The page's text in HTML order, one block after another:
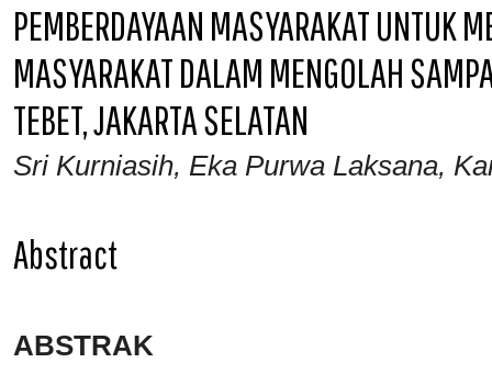
PEMBERDAYAAN MASYARAKAT UNTUK
MASYARAKAT DALAM MENGOLAH
TEBET, JAKARTA SELATAN
Sri Kurniasih, Eka Purwa Laksana,
Abstract
ABSTRAK